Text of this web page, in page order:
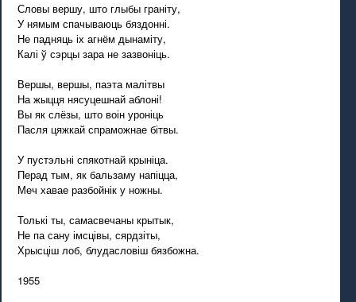
Словы вершу, што глыбы граніту,
У нямым спачываюць бяздонні.
Не падняць іх агнём дынаміту,
Калі ў сэрцы зара не зазвоніць.
Вершы, вершы, паэта малітвы
На жыцця нясуцешнай аблоні!
Вы як слёзы, што воін уроніць
Пасля цяжкай спраможнае бітвы.
У пустэльні спякотнай крыніца.
Перад тым, як бальзаму напіцца,
Меч хавае разбойнік у ножны.
Толькі ты, самасвечаны крытык,
Не па сану імсцівы, сярдзіты,
Хрысціш лоб, блудасловіш бязбожна.
1955